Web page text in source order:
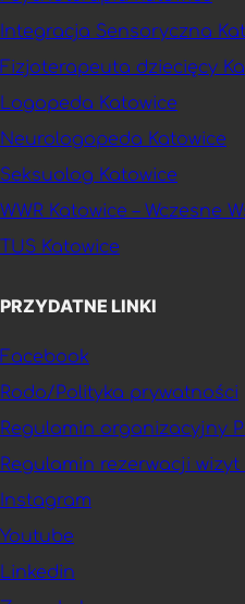
Integracja Sensoryczna
Fizjoterapeuta dziecięcy
Logopeda Katowice
Neurologopeda Katowice
Seksuolog Katowice
WWR Katowice – Wczesne
TUS Katowice
PRZYDATNE LINKI
Facebook
Rodo/Polityka prywatności
Regulamin organizacyjny
Regulamin rezerwacji
Instagram
Youtube
Linkedin